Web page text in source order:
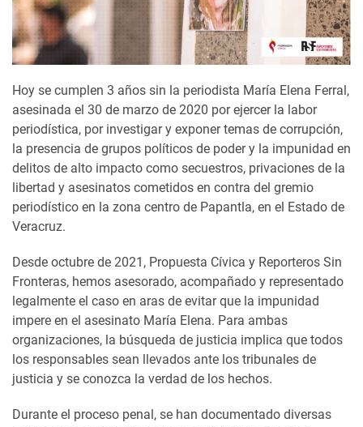
Hoy se cumplen 3 años sin la periodista María Elena Ferral,
asesinada el 30 de marzo de 2020 por ejercer la labor
periodística, por investigar y exponer temas de corrupción,
la presencia de grupos políticos de poder y la impunidad en
delitos de alto impacto como secuestros, privaciones de la
libertad y asesinatos cometidos en contra del gremio
periodístico en la zona centro de Papantla, en el Estado de
Veracruz.
Desde octubre de 2021, Propuesta Cívica y Reporteros Sin
Fronteras, hemos asesorado, acompañado y representado
legalmente el caso en aras de evitar que la impunidad
impere en el asesinato María Elena. Para ambas
organizaciones, la búsqueda de justicia implica que todos
los responsables sean llevados ante los tribunales de
justicia y se conozca la verdad de los hechos.
Durante el proceso penal, se han documentado diversas